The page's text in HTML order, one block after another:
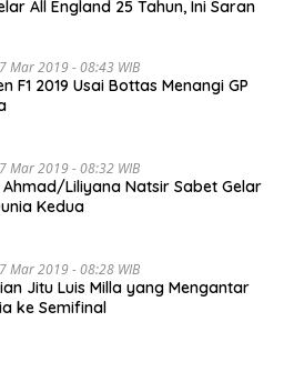
All England 25 Tahun, Ini Saran
Mar 2019 - 08:43 WIB
F1 2019 Usai Bottas Menangi GP
Mar 2019 - 08:32 WIB
Ahmad/Liliyana Natsir Sabet Gelar
Kedua
Mar 2019 - 08:28 WIB
Jitu Luis Milla yang Mengantar
ke Semifinal